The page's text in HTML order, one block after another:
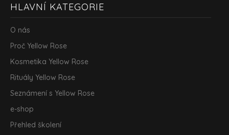
HLAVNÍ KATEGORIE
O nás
Proč Yellow Rose
Kosmetika Yellow Rose
Rituály Yellow Rose
Seznámení s Yellow Rose
e-shop
Přehled školení